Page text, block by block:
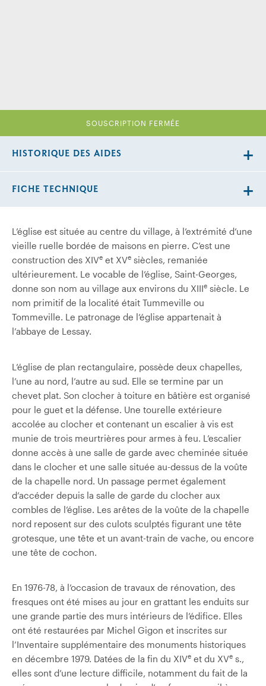
SOUSCRIPTION FERMÉE
L’église est située au centre du village, à l’extrémité d’une
vieille ruelle bordée de maisons en pierre. C’est une
construction des XIVe et XVe siècles, remaniée
ultérieurement. Le vocable de l’église, Saint-Georges,
donne son nom au village aux environs du XIIIe siècle. Le
nom primitif de la localité était Tummeville ou
Tommeville. Le patronage de l’église appartenait à
l’abbaye de Lessay.
L’église de plan rectangulaire, possède deux chapelles,
l’une au nord, l’autre au sud. Elle se termine par un
chevet plat. Son clocher à toiture en bâtière est organisé
pour le guet et la défense. Une tourelle extérieure
accolée au clocher et contenant un escalier à vis est
munie de trois meurtrières pour armes à feu. L’escalier
donne accès à une salle de garde avec cheminée située
dans le clocher et une salle située au-dessus de la voûte
de la chapelle nord. Un passage permet également
d’accéder depuis la salle de garde du clocher aux
combles de l’église. Les arêtes de la voûte de la chapelle
nord reposent sur des culots sculptés figurant une tête
grotesque, une tête et un avant-train de vache, ou encore
une tête de cochon.
En 1976-78, à l’occasion de travaux de rénovation, des
fresques ont été mises au jour en grattant les enduits sur
une grande partie des murs intérieurs de l’édifice. Elles
ont été restaurées par Michel Gigon et inscrites sur
l’Inventaire supplémentaire des monuments historiques
en décembre 1979. Datées de la fin du XIVe et du XVe s.,
elles sont d’une lecture difficile, notamment du fait de la
HISTORIQUE DES AIDES
FICHE TECHNIQUE